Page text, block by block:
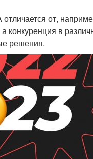
от,
конкуренция в
решения.